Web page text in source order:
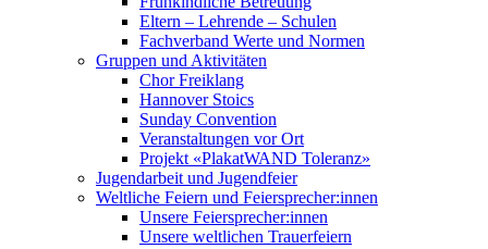
Eltern – Lehrende – Schulen
Fachverband Werte und Normen
Gruppen und Aktivitäten
Chor Freiklang
Hannover Stoics
Sunday Convention
Veranstaltungen vor Ort
Projekt «PlakatWAND Toleranz»
Jugendarbeit und Jugendfeier
Weltliche Feiern und Feiersprecher:innen
Unsere Feiersprecher:innen
Unsere weltlichen Trauerfeiern